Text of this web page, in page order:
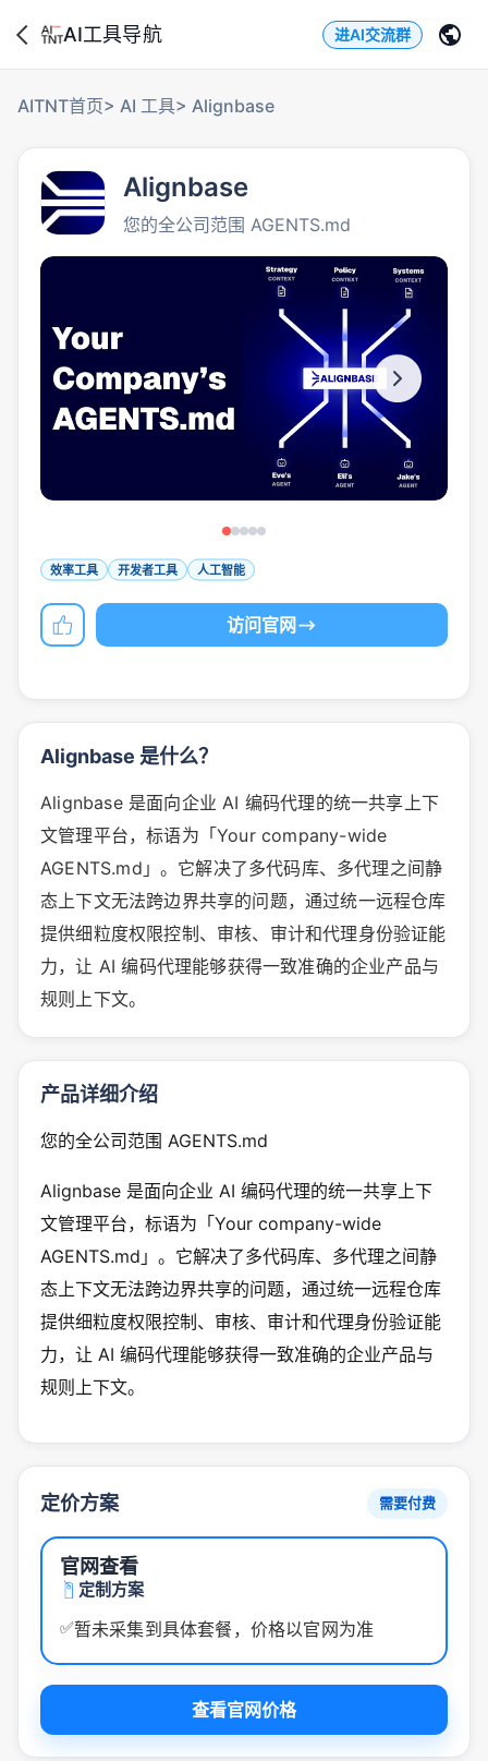
AI工具导航 进AI交流群
AITNT首页> AI 工具> Alignbase
Alignbase
您的全公司范围 AGENTS.md
效率工具 开发者工具 人工智能
访问官网
Alignbase 是什么？
Alignbase 是面向企业 AI 编码代理的统一共享上下
文管理平台，标语为「Your company-wide
AGENTS.md」。它解决了多代码库、多代理之间静
态上下文无法跨边界共享的问题，通过统一远程仓库
提供细粒度权限控制、审核、审计和代理身份验证能
力，让 AI 编码代理能够获得一致准确的企业产品与
规则上下文。
产品详细介绍
您的全公司范围 AGENTS.md
Alignbase 是面向企业 AI 编码代理的统一共享上下
文管理平台，标语为「Your company-wide
AGENTS.md」。它解决了多代码库、多代理之间静
态上下文无法跨边界共享的问题，通过统一远程仓库
提供细粒度权限控制、审核、审计和代理身份验证能
力，让 AI 编码代理能够获得一致准确的企业产品与
规则上下文。
定价方案 需要付费
官网查看
定制方案
✅暂未采集到具体套餐，价格以官网为准
查看官网价格